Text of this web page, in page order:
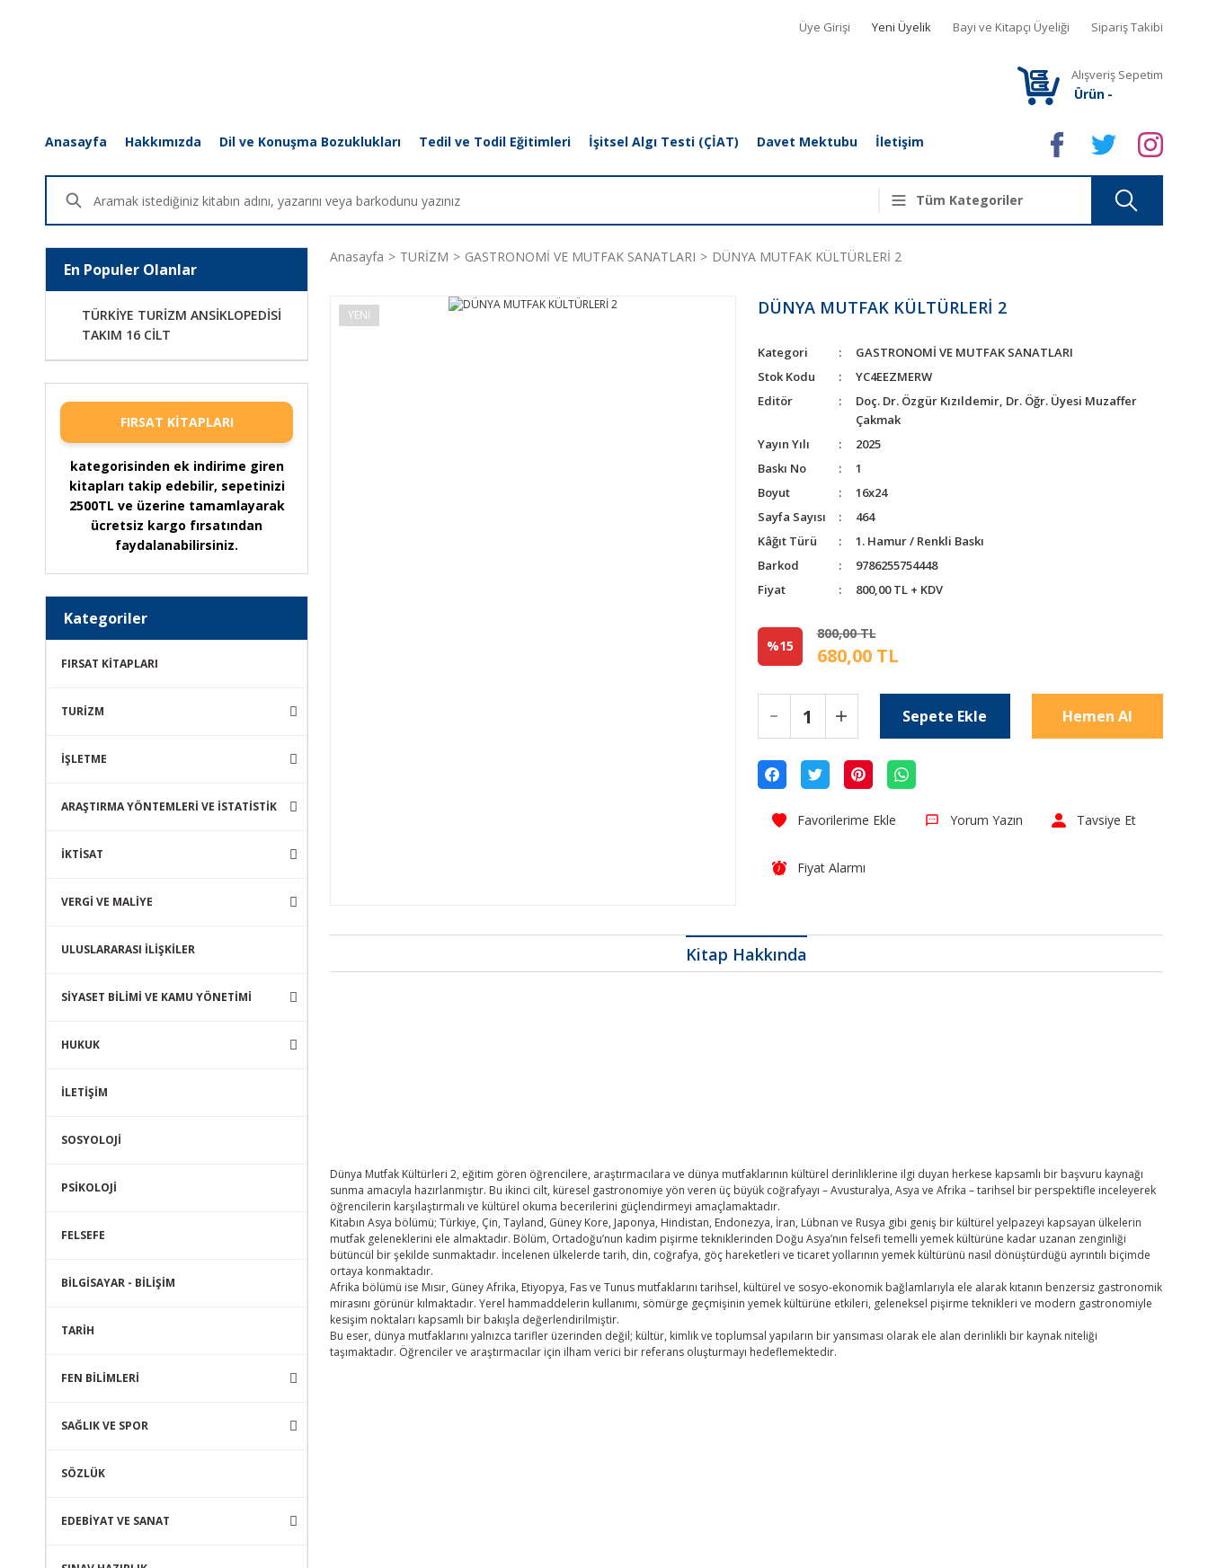
Üye Girişi Yeni Üyelik Bayi ve Kitapçı Üyeliği Sipariş Takibi
Alışveriş Sepetim
Ürün -
Anasayfa Hakkımızda Dil ve Konuşma Bozuklukları Tedil ve Todil Eğitimleri İşitsel Algı Testi (ÇİAT) Davet Mektubu İletişim
En Populer Olanlar
TÜRKİYE TURİZM ANSİKLOPEDİSİ
TAKIM 16 CİLT
FIRSAT KİTAPLARI
kategorisinden ek indirime giren
kitapları takip edebilir, sepetinizi
2500TL ve üzerine tamamlayarak
ücretsiz kargo fırsatından
faydalanabilirsiniz.
Kategoriler
FIRSAT KİTAPLARI
TURİZM
İŞLETME
ARAŞTIRMA YÖNTEMLERİ VE İSTATİSTİK
İKTİSAT
VERGİ VE MALİYE
ULUSLARARASI İLİŞKİLER
SİYASET BİLİMİ VE KAMU YÖNETİMİ
HUKUK
İLETİŞİM
SOSYOLOJİ
PSİKOLOJİ
FELSEFE
BİLGİSAYAR - BİLİŞİM
TARİH
FEN BİLİMLERİ
SAĞLIK VE SPOR
SÖZLÜK
EDEBİYAT VE SANAT
Anasayfa TURİZM GASTRONOMİ VE MUTFAK SANATLARI DÜNYA MUTFAK KÜLTÜRLERİ 2
YENİ DÜNYA MUTFAK KÜLTÜRLERİ 2
Kategori
GASTRONOMİ VE MUTFAK SANATLARI
Stok Kodu
YC4EEZMERW
Editör
Doç. Dr. Özgür Kızıldemir, Dr. Öğr. Üyesi Muzaffer
Çakmak
Yayın Yılı
2025
Baskı No
1
Boyut
16x24
Sayfa Sayısı
464
Kâğıt Türü
1. Hamur / Renkli Baskı
Barkod
9786255754448
Fiyat
800,00 TL + KDV
%15
800,00 TL
680,00 TL
Sepete Ekle Hemen Al
Yorum Yazın Tavsiye Et
Fiyat Alarmı
Kitap Hakkında
Dünya Mutfak Kültürleri 2, eğitim gören öğrencilere, araştırmacılara ve dünya mutfaklarının kültürel derinliklerine ilgi duyan herkese kapsamlı bir başvuru kaynağı
sunma amacıyla hazırlanmıştır. Bu ikinci cilt, küresel gastronomiye yön veren üç büyük coğrafyayı – Avusturalya, Asya ve Afrika – tarihsel bir perspektifle inceleyerek
öğrencilerin karşılaştırmalı ve kültürel okuma becerilerini güçlendirmeyi amaçlamaktadır.
Kitabın Asya bölümü; Türkiye, Çin, Tayland, Güney Kore, Japonya, Hindistan, Endonezya, İran, Lübnan ve Rusya gibi geniş bir kültürel yelpazeyi kapsayan ülkelerin
mutfak geleneklerini ele almaktadır. Bölüm, Ortadoğu’nun kadim pişirme tekniklerinden Doğu Asya’nın felsefi temelli yemek kültürüne kadar uzanan zenginliği
bütüncül bir şekilde sunmaktadır. İncelenen ülkelerde tarih, din, coğrafya, göç hareketleri ve ticaret yollarının yemek kültürünü nasıl dönüştürdüğü ayrıntılı biçimde
ortaya konmaktadır.
Afrika bölümü ise Mısır, Güney Afrika, Etiyopya, Fas ve Tunus mutfaklarını tarihsel, kültürel ve sosyo-ekonomik bağlamlarıyla ele alarak kıtanın benzersiz gastronomik
mirasını görünür kılmaktadır. Yerel hammaddelerin kullanımı, sömürge geçmişinin yemek kültürüne etkileri, geleneksel pişirme teknikleri ve modern gastronomiyle
kesişim noktaları kapsamlı bir bakışla değerlendirilmiştir.
Bu eser, dünya mutfaklarını yalnızca tarifler üzerinden değil; kültür, kimlik ve toplumsal yapıların bir yansıması olarak ele alan derinlikli bir kaynak niteliği
taşımaktadır. Öğrenciler ve araştırmacılar için ilham verici bir referans oluşturmayı hedeflemektedir.